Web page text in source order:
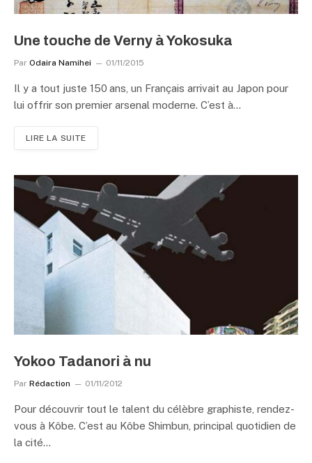
Une touche de Verny à Yokosuka
Par Odaira Namihei 01/11/2015
Il y a tout juste 150 ans, un Français arrivait au Japon pour
lui offrir son premier arsenal moderne. C’est à…
LIRE LA SUITE
Yokoo Tadanori à nu
Par Rédaction 01/11/2012
Pour découvrir tout le talent du célèbre graphiste, rendez-
vous à Kôbe. C’est au Kôbe Shimbun, principal quotidien de
la cité…